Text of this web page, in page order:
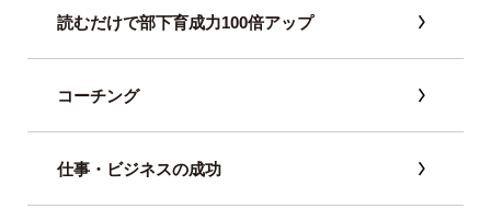
読むだけで部下育成力100倍アップ
コーチング
仕事・ビジネスの成功